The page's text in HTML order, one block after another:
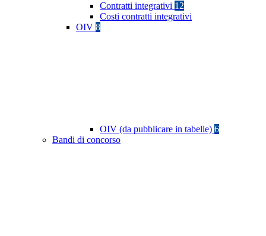
Contratti integrativi 12
Costi contratti integrativi
OIV 8
OIV (da pubblicare in tabelle) 6
Bandi di concorso